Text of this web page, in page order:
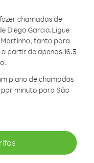
chamadas de
Diego Garcia.Ligue
tanto para
partir de apenas 16.5
plano de chamadas
minuto para São